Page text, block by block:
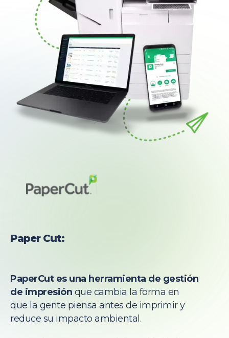
Paper Cut:
PaperCut es una herramienta de gestión
de impresión que cambia la forma en
que la gente piensa antes de imprimir y
reduce su impacto ambiental.